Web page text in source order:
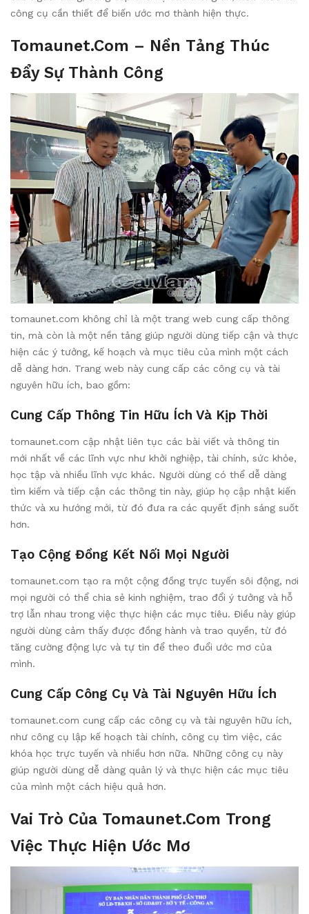
công cụ cần thiết để biến ước mơ thành hiện thực.
Tomaunet.com – Nền Tảng Thúc
Đẩy Sự Thành Công
tomaunet.com không chỉ là một trang web cung cấp thông
tin, mà còn là một nền tảng giúp người dùng tiếp cận và thực
hiện các ý tưởng, kế hoạch và mục tiêu của mình một cách
dễ dàng hơn. Trang web này cung cấp các công cụ và tài
nguyên hữu ích, bao gồm:
Cung Cấp Thông Tin Hữu Ích Và Kịp Thời
tomaunet.com cập nhật liên tục các bài viết và thông tin
mới nhất về các lĩnh vực như khởi nghiệp, tài chính, sức khỏe,
học tập và nhiều lĩnh vực khác. Người dùng có thể dễ dàng
tìm kiếm và tiếp cận các thông tin này, giúp họ cập nhật kiến
thức và xu hướng mới, từ đó đưa ra các quyết định sáng suốt
hơn.
Tạo Cộng Đồng Kết Nối Mọi Người
tomaunet.com tạo ra một cộng đồng trực tuyến sôi động, nơi
mọi người có thể chia sẻ kinh nghiệm, trao đổi ý tưởng và hỗ
trợ lẫn nhau trong việc thực hiện các mục tiêu. Điều này giúp
người dùng cảm thấy được đồng hành và trao quyền, từ đó
tăng cường động lực và tự tin để theo đuổi ước mơ của
mình.
Cung Cấp Công Cụ Và Tài Nguyên Hữu Ích
tomaunet.com cung cấp các công cụ và tài nguyên hữu ích,
như công cụ lập kế hoạch tài chính, công cụ tìm việc, các
khóa học trực tuyến và nhiều hơn nữa. Những công cụ này
giúp người dùng dễ dàng quản lý và thực hiện các mục tiêu
của mình một cách hiệu quả hơn.
Vai Trò Của Tomaunet.com Trong
Việc Thực Hiện Ước Mơ